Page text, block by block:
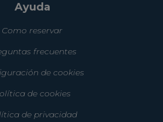
Ayuda
Como reservar
frecuentes
de cookies
de cookies
de privacidad